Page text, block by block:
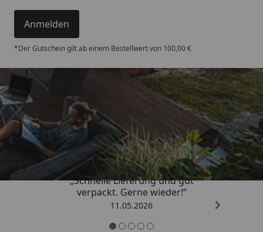
Anmelden
*Der Gutschein gilt ab einem Bestellwert von 100,00 €
Trusted Shops
4,93/ 5
„Schnelle Lieferung und gut
verpackt. Gerne wieder!“
11.05.2026